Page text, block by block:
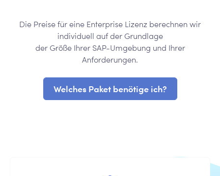
Die Preise für eine Enterprise Lizenz berechnen wir
individuell auf der Grundlage
der Größe Ihrer SAP-Umgebung und Ihrer
Anforderungen.
Welches Paket benötige ich?